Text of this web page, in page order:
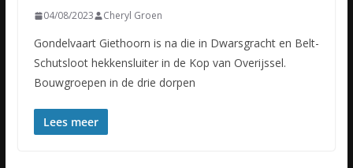
04/08/2023 Cheryl Groen
Gondelvaart Giethoorn is na die in Dwarsgracht en Belt-
Schutsloot hekkensluiter in de Kop van Overijssel.
Bouwgroepen in de drie dorpen
Lees meer